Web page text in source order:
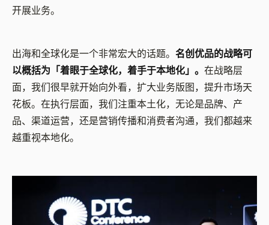
开展业务。
出海和全球化是一个非常宏大的话题。 名创优品的战略可
以概括为「着眼于全球化，着手于本地化」。 在战略层
面，我们很早就开始向外看，扩大业务版图，提升市场天
花板。在执行层面，我们注重本土化，无论是品牌、产
品、渠道运营，还是营销传播和消费者沟通，我们都越来
越重视本地化。